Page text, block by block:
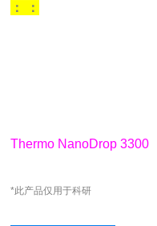
： ：
Thermo NanoDrop 3300
*此产品仅用于科研